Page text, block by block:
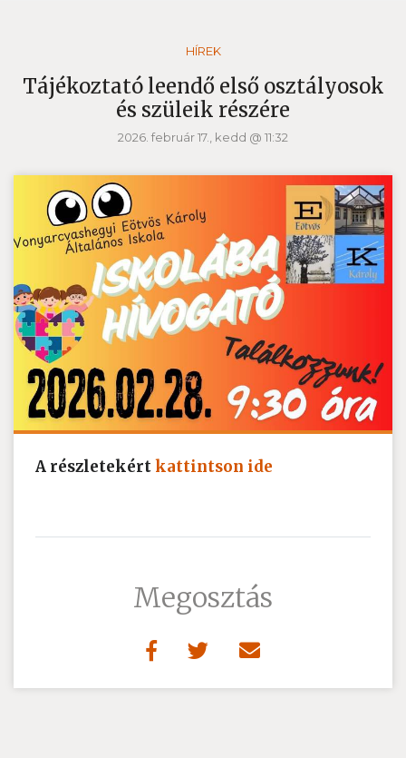
HÍREK
Tájékoztató leendő első osztályosok
és szüleik részére
2026. február 17., kedd @ 11:32
A részletekértkattintson ide
Megosztás